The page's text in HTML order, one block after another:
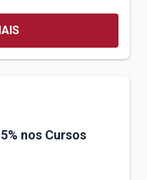
nos Cursos